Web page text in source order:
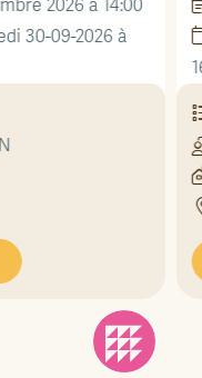
2026 à 14:00
30-09-2026 à